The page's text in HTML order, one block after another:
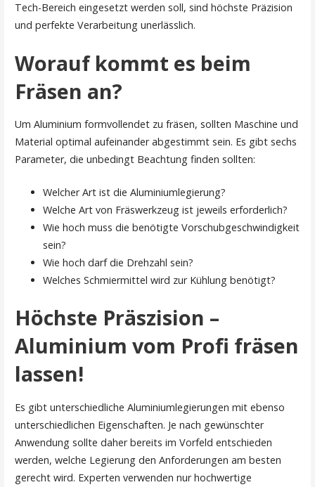
Tech-Bereich eingesetzt werden soll, sind höchste Präzision
und perfekte Verarbeitung unerlässlich.
Worauf kommt es beim
Fräsen an?
Um Aluminium formvollendet zu fräsen, sollten Maschine und
Material optimal aufeinander abgestimmt sein. Es gibt sechs
Parameter, die unbedingt Beachtung finden sollten:
Welcher Art ist die Aluminiumlegierung?
Welche Art von Fräswerkzeug ist jeweils erforderlich?
Wie hoch muss die benötigte Vorschubgeschwindigkeit
sein?
Wie hoch darf die Drehzahl sein?
Welches Schmiermittel wird zur Kühlung benötigt?
Höchste Präszision –
Aluminium vom Profi fräsen
lassen!
Es gibt unterschiedliche Aluminiumlegierungen mit ebenso
unterschiedlichen Eigenschaften. Je nach gewünschter
Anwendung sollte daher bereits im Vorfeld entschieden
werden, welche Legierung den Anforderungen am besten
gerecht wird. Experten verwenden nur hochwertige